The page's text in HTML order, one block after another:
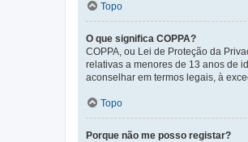
Topo
O que significa COPPA?
COPPA, ou Lei de Proteção da
relativas a menores de 13 anos de
aconselhar em termos legais, à
Topo
Porque não me posso registar?